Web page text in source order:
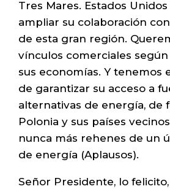
Tres Mares. Estados
ampliar su colaboración
de esta gran región.
vínculos comerciales
sus economías. Y tenemos
de garantizar su acceso a
alternativas de energía, de
Polonia y sus países
nunca más rehenes de un
de energía (Aplausos).
Señor Presidente, lo